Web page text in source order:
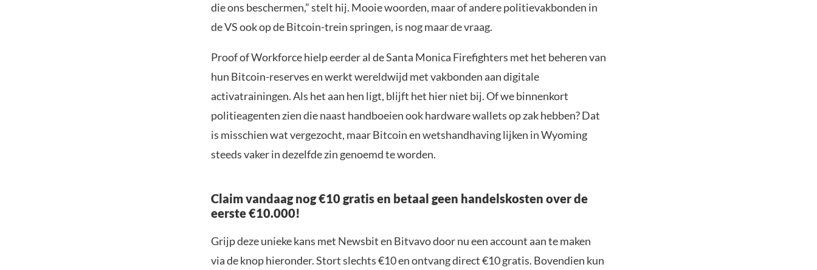
die ons beschermen,” stelt hij. Mooie woorden, maar of andere politievakbonden in
de VS ook op de Bitcoin-trein springen, is nog maar de vraag.
Proof of Workforce hielp eerder al de Santa Monica Firefighters met het beheren van
hun Bitcoin-reserves en werkt wereldwijd met vakbonden aan digitale
activatrainingen. Als het aan hen ligt, blijft het hier niet bij. Of we binnenkort
politieagenten zien die naast handboeien ook hardware wallets op zak hebben? Dat
is misschien wat vergezocht, maar Bitcoin en wetshandhaving lijken in Wyoming
steeds vaker in dezelfde zin genoemd te worden.
Claim vandaag nog €10 gratis en betaal geen handelskosten over de
eerste €10.000!
Grijp deze unieke kans met Newsbit en Bitvavo door nu een account aan te maken
via de knop hieronder. Stort slechts €10 en ontvang direct €10 gratis. Bovendien kun